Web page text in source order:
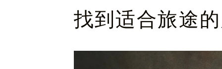
找到适合旅途